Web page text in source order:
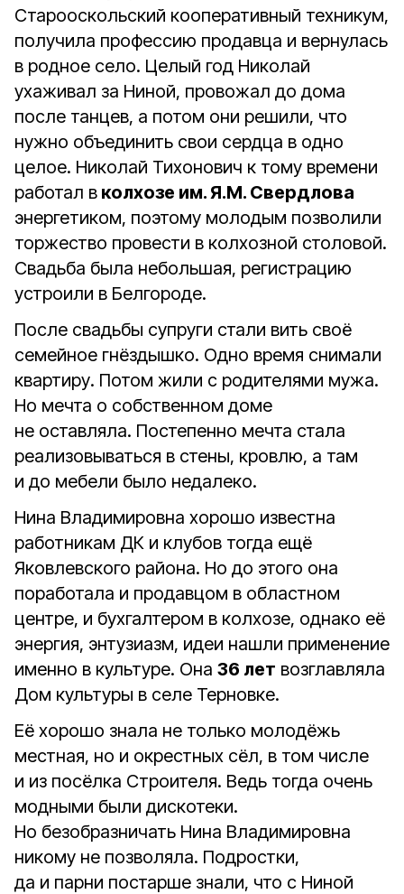
Старооскольский кооперативный техникум,
получила профессию продавца и вернулась
в родное село. Целый год Николай
ухаживал за Ниной, провожал до дома
после танцев, а потом они решили, что
нужно объединить свои сердца в одно
целое. Николай Тихонович к тому времени
работал в колхозе им. Я.М. Свердлова
энергетиком, поэтому молодым позволили
торжество провести в колхозной столовой.
Свадьба была небольшая, регистрацию
устроили в Белгороде.
После свадьбы супруги стали вить своё
семейное гнёздышко. Одно время снимали
квартиру. Потом жили с родителями мужа.
Но мечта о собственном доме
не оставляла. Постепенно мечта стала
реализовываться в стены, кровлю, а там
и до мебели было недалеко.
Нина Владимировна хорошо известна
работникам ДК и клубов тогда ещё
Яковлевского района. Но до этого она
поработала и продавцом в областном
центре, и бухгалтером в колхозе, однако её
энергия, энтузиазм, идеи нашли применение
именно в культуре. Она 36 лет возглавляла
Дом культуры в селе Терновке.
Её хорошо знала не только молодёжь
местная, но и окрестных сёл, в том числе
и из посёлка Строителя. Ведь тогда очень
модными были дискотеки.
Но безобразничать Нина Владимировна
никому не позволяла. Подростки,
да и парни постарше знали, что с Ниной